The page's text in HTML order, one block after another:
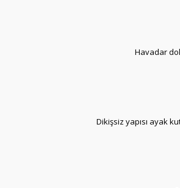
Havadar
Dikişsiz yapısı ayak